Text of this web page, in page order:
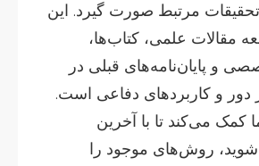
تحقیقات مرتبط صورت گیرد. این
مقالات علمی، کتاب‌ها،
و پایان‌نامه‌های قبلی در
و کاربردهای دفاعی است.
کمک می‌کند تا با آخرین
شوید، روش‌های موجود را